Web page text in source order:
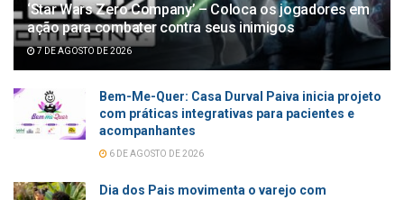
‘Star Wars Zero Company’ – Coloca os jogadores em
ação para combater contra seus inimigos
7 DE AGOSTO DE 2026
Bem-Me-Quer: Casa Durval Paiva inicia projeto
com práticas integrativas para pacientes e
acompanhantes
6 DE AGOSTO DE 2026
Dia dos Pais movimenta o varejo com